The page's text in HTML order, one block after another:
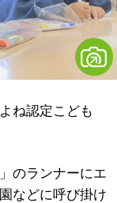
ね認定こども
のランナーにエ
などに呼び掛け